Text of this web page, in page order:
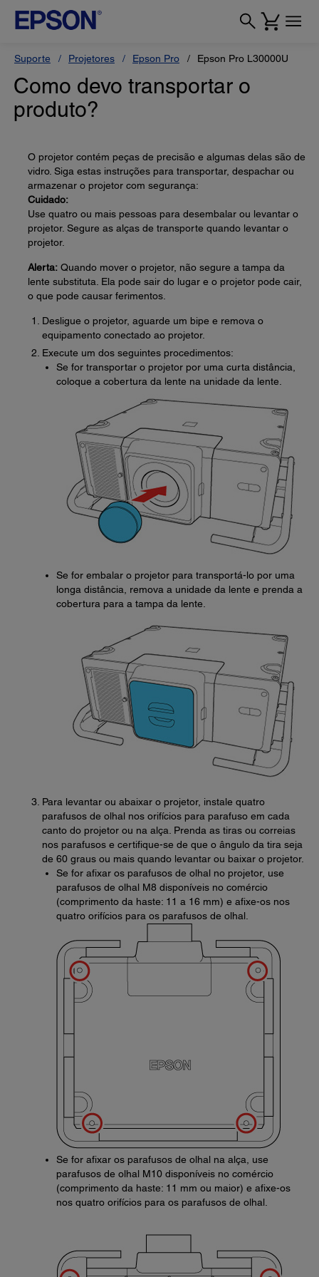
Suporte Projetores Epson Pro Epson Pro L30000U
Como devo transportar o
produto?
O projetor contém peças de precisão e algumas delas são de
vidro. Siga estas instruções para transportar, despachar ou
armazenar o projetor com segurança:
Cuidado:
Use quatro ou mais pessoas para desembalar ou levantar o
projetor. Segure as alças de transporte quando levantar o
projetor.
Alerta: Quando mover o projetor, não segure a tampa da
lente substituta. Ela pode sair do lugar e o projetor pode cair,
o que pode causar ferimentos.
Desligue o projetor, aguarde um bipe e remova o
equipamento conectado ao projetor.
Execute um dos seguintes procedimentos:
Se for transportar o projetor por uma curta distância,
coloque a cobertura da lente na unidade da lente.
Se for embalar o projetor para transportá-lo por uma
longa distância, remova a unidade da lente e prenda a
cobertura para a tampa da lente.
Para levantar ou abaixar o projetor, instale quatro
parafusos de olhal nos orifícios para parafuso em cada
canto do projetor ou na alça. Prenda as tiras ou correias
nos parafusos e certifique-se de que o ângulo da tira seja
de 60 graus ou mais quando levantar ou baixar o projetor.
Se for afixar os parafusos de olhal no projetor, use
parafusos de olhal M8 disponíveis no comércio
(comprimento da haste: 11 a 16 mm) e afixe-os nos
quatro orifícios para os parafusos de olhal.
Se for afixar os parafusos de olhal na alça, use
parafusos de olhal M10 disponíveis no comércio
(comprimento da haste: 11 mm ou maior) e afixe-os
nos quatro orifícios para os parafusos de olhal.